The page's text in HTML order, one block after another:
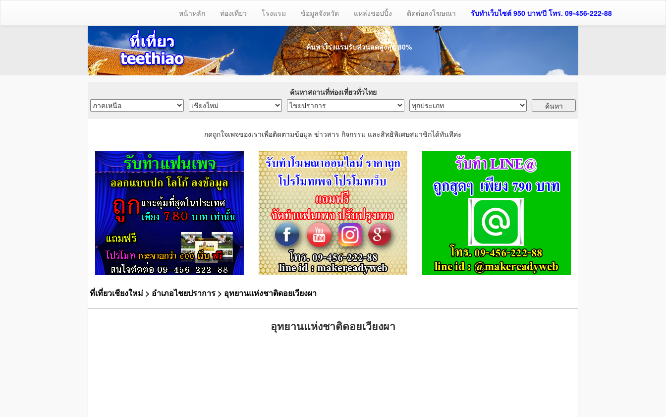
หน้าหลัก ท่องเที่ยว โรงแรม ข้อมูลจังหวัด แหล่งชอปปิ้ง ติดต่อลงโฆษณา รับทำเว็บไซต์ 950 บาท/ปี โทร. 09-456-222-88
ค้นหาโรงแรมรับส่วนลดสูงสุด 80%
ค้นหาสถานที่ท่องเที่ยวทั่วไทย
กดถูกใจเพจของเราเพื่อติดตามข้อมูล ข่าวสาร กิจกรรม และสิทธิพิเศษสมาชิกได้ทันทีค่ะ
ที่เที่ยวเชียงใหม่ > อำเภอไชยปราการ > อุทยานแห่งชาติดอยเวียงผา
อุทยานแห่งชาติดอยเวียงผา